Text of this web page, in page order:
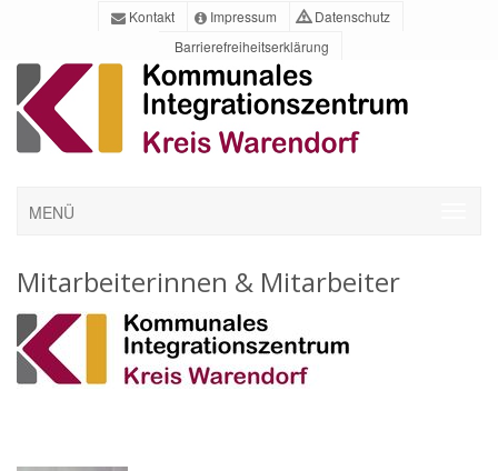
Kontakt Impressum
Datenschutz
Barrierefreiheitserklärung
MENÜ
Mitarbeiterinnen & Mitarbeiter